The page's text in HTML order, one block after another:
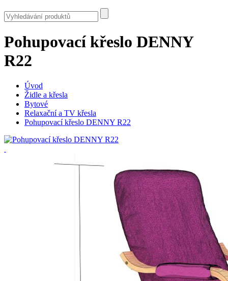
Pohupovací křeslo DENNY
R22
Úvod
Židle a křesla
Bytové
Relaxační a TV křesla
Pohupovací křeslo DENNY R22